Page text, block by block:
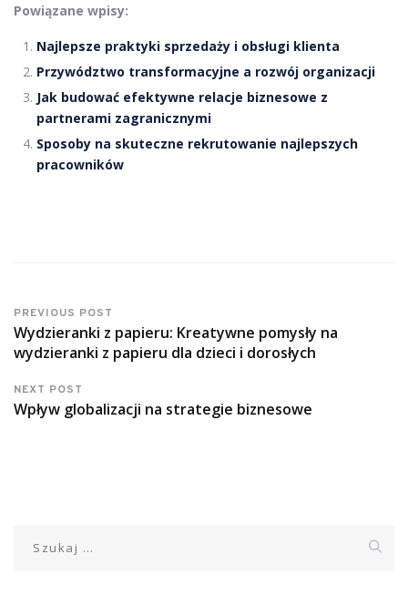
Powiązane wpisy:
Najlepsze praktyki sprzedaży i obsługi klienta
Przywództwo transformacyjne a rozwój organizacji
Jak budować efektywne relacje biznesowe z
partnerami zagranicznymi
Sposoby na skuteczne rekrutowanie najlepszych
pracowników
PREVIOUS POST
Wydzieranki z papieru: Kreatywne pomysły na
wydzieranki z papieru dla dzieci i dorosłych
NEXT POST
Wpływ globalizacji na strategie biznesowe